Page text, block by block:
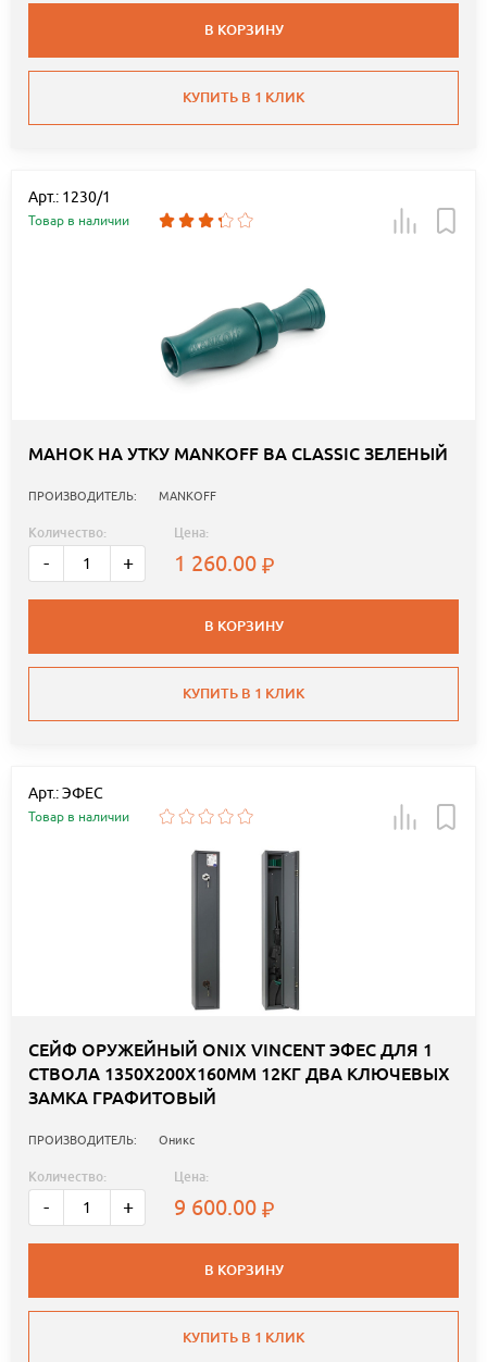
В КОРЗИНУ
КУПИТЬ В 1 КЛИК
Арт.: 1230/1
Товар в наличии
МАНОК НА УТКУ MANKOFF BA CLASSIC ЗЕЛЕНЫЙ
ПРОИЗВОДИТЕЛЬ: MANKOFF
Количество:
- +
Цена:
1 260.00
В КОРЗИНУ
КУПИТЬ В 1 КЛИК
Арт.: ЭФЕС
Товар в наличии
СЕЙФ ОРУЖЕЙНЫЙ ONIX VINCENT ЭФЕС ДЛЯ 1
СТВОЛА 1350Х200Х160ММ 12КГ ДВА КЛЮЧЕВЫХ
ЗАМКА ГРАФИТОВЫЙ
ПРОИЗВОДИТЕЛЬ: Оникс
Количество:
- +
Цена:
9 600.00
В КОРЗИНУ
КУПИТЬ В 1 КЛИК